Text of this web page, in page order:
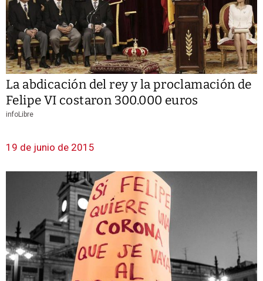
La abdicación del rey y la proclamación de
Felipe VI costaron 300.000 euros
infoLibre
19 de junio de 2015